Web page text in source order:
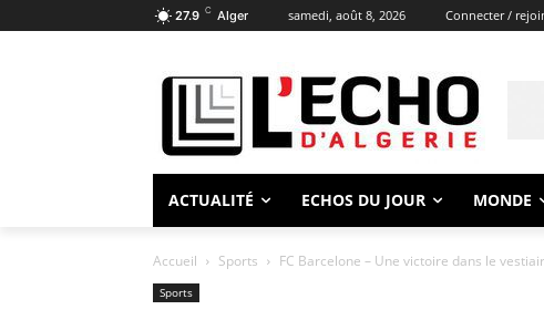
27.9 C Alger samedi, août 8, 2026 Connecter /
ACTUALITÉ ECHOS DU JOUR MONDE
Accueil Sports FC Barcelone – Une victoire dans le
Sports